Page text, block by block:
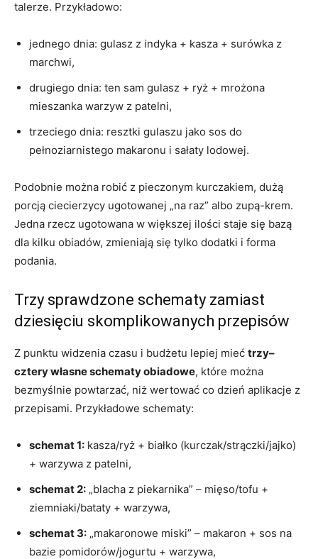
talerze. Przykładowo:
jednego dnia: gulasz z indyka + kasza + surówka z
marchwi,
drugiego dnia: ten sam gulasz + ryż + mrożona
mieszanka warzyw z patelni,
trzeciego dnia: resztki gulaszu jako sos do
pełnoziarnistego makaronu i sałaty lodowej.
Podobnie można robić z pieczonym kurczakiem, dużą
porcją ciecierzycy ugotowanej „na raz” albo zupą-krem.
Jedna rzecz ugotowana w większej ilości staje się bazą
dla kilku obiadów, zmieniają się tylko dodatki i forma
podania.
Trzy sprawdzone schematy zamiast
dziesięciu skomplikowanych przepisów
Z punktu widzenia czasu i budżetu lepiej mieć trzy–
cztery własne schematy obiadowe, które można
bezmyślnie powtarzać, niż wertować co dzień aplikacje z
przepisami. Przykładowe schematy:
schemat 1: kasza/ryż + białko (kurczak/strączki/jajko)
+ warzywa z patelni,
schemat 2: „blacha z piekarnika” – mięso/tofu +
ziemniaki/bataty + warzywa,
schemat 3: „makaronowe miski” – makaron + sos na
bazie pomidorów/jogurtu + warzywa,